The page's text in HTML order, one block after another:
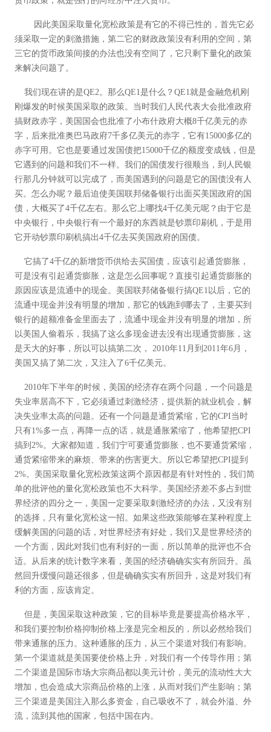
因此美国采取量化宽松政策是有它的不得已性的，首先它必
须采取一定的刺激措施，第二它的财政政策没有利用的空间，第
三它的货币政策间接的办法也没有空间了，它只剩下量化的政策
来解决问题了。
我们现在讲的是QE2。那么QE1是什么？QE1就是金融危机刚
刚爆发的时候美国采取的政策。当时我们人民代表大会批准政府
搞财政赤字，美国国会也批准了小布什政府大概8千亿美元的赤
字，后来批准奥巴马政府7千多亿美元的赤字，它有15000多亿的
赤字可用。它也是要通过发国债把15000千亿的额度变成钱，但是
它遇到的问题和我们不一样。我们的国债发行很顺当，到人民银
行那几分钟就可以完成了，而美国遇到的问题是它的国债没有人
买。怎么办呢？最后迫使美国联邦储备银行出面买美国政府的国
债，大概买了4千亿左右。那么它上哪找4千亿美元呢？由于它是
中央银行，中央银行有一个最好的东西就是钞票印刷机，于是用
它开动钞票印刷机搞出4千亿去买美国政府的国债。
它搞了4千亿的新增货币供给去买国债，应该引起通货膨胀，
可是没有引起通货膨胀，这是怎么回事呢？直接引起通货膨胀的
原因应该是流通中的现金。美国联邦储备银行搞QE1以后，它的
流通中现金并没有明显的增加，那它的钱跑到哪去了，主要买到
银行的超额准备金里面去了，流通中现金并没有明显的增加，所
以美国人偷着乐，我搞了这么多现金进去没有出现通货膨胀，这
是天大的好事，所以可以搞第二次， 2010年11月到2011年6月，
美国又搞了第二次，又注入了6千亿美元。
2010年下半年的时候，美国的经济存在两个问题，一个问题是
失业率居高不下，它必须通过刺激经济，提供新的就业机会，解
决失业率太高的问题。还有一个问题是通货紧缩，它的CPI当时
只有1%多一点，再降一点的话，就是通胀紧缩了，他希望把CPI
搞到2%。大家都知道，我们宁可要通货膨胀，也不要通货紧缩，
通货紧缩带来的麻烦、带来的伤害更大。所以它希望把CPI提到
2%。美国采取量化宽松政策这两个原因都是有针对性的，我们简
单的批评他的量化宽松政策也不大科学。美国经济差不多占到世
界经济的四分之一，美国一定要采取刺激经济的办法，又没有别
的选择，只有量化宽松这一招。如果这些政策能够在某种程度上
缓解美国的问题的话，对世界经济有好处，我们又是世界经济的
一个方面，因此对我们也有利好的一面，所以简单的批评也不合
适。从后来的统计数字来看，美国的经济确确实实有所回升。虽
然回升缓慢问题还很多，但是确确实实有所回升，这是对我们有
利的方面，应该肯定。
但是，美国采取这种政策，它的目标毕竟是要提高价格水平，
和我们要控制价格抑制价格上涨是完全相反的，所以必然给我们
带来通胀的压力。这种通胀的压力，从三个渠道对我们有影响。
第一个渠道就是美国要使价格上升，对我们有一个传导作用；第
二个渠道是国际市场大宗商品都以美元计价，美元的流动性大大
增加，也会造成大宗商品价格的上涨，从而对我们产生影响；第
三个渠道是美国注入那么多资金，自己吸收不了，就会外溢、外
流，流到其他的国家，包括中国在内。